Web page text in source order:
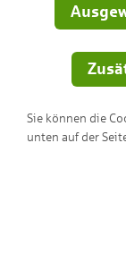
Übertragung
Sie können die
unten auf der